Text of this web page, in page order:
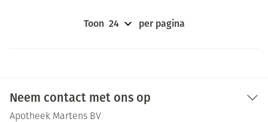
Toon per pagina
Neem contact met ons op
Apotheek Martens BV